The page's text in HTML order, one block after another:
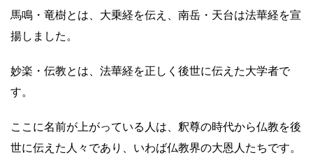
馬鳴・竜樹とは、大乗経を伝え、南岳・天台は法華経を宣
揚しました。
妙楽・伝教とは、法華経を正しく後世に伝えた大学者で
す。
ここに名前が上がっている人は、釈尊の時代から仏教を後
世に伝えた人々であり、いわば仏教界の大恩人たちです。